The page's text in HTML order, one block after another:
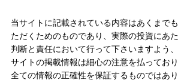
当サイトに記載されている内容はあくまで
ただくためのものであり、実際の投資にあ
判断と責任において行って下さいますよう
サイトの掲載情報は細心の注意を払ってお
全ての情報の正確性を保証するものではあ